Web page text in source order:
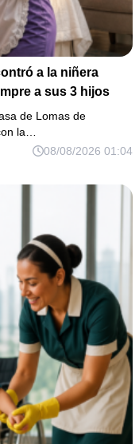
a la niñera
a sus 3 hijos
de Lomas de
la…
08/08/2026 01:04